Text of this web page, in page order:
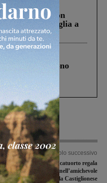
di Castiglion
ucciso la figlia a
in cui morirono
Lo schianto, il
fra tir....
Articolo successivo
Una rete di Lucatuorto regala
all’Aquila il successo nell’amichevole
con la Castiglionese